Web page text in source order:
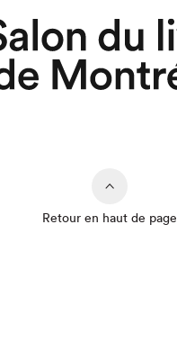
Retour en haut de page